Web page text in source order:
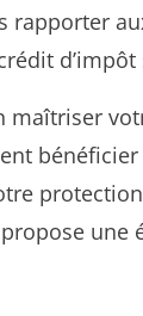
rapporter
maîtriser
une